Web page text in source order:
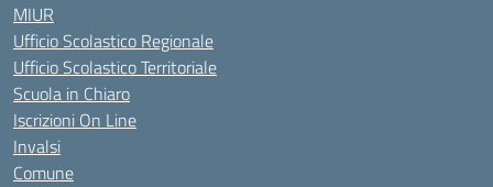
MIUR
Ufficio Scolastico Regionale
Ufficio Scolastico Territoriale
Scuola in Chiaro
Iscrizioni On Line
Invalsi
Comune